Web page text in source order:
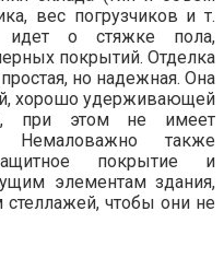
вес погрузчиков и т.
о стяжке пола,
покрытий. Отделка
но надежная. Она
хорошо удерживающей
при этом не имеет
Немаловажно также
покрытие и
элементам здания,
чтобы они не